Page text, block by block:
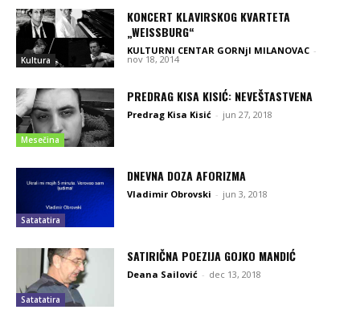
Kultura
KONCERT KLAVIRSKOG KVARTETA
„WEISSBURG“
KULTURNI CENTAR GORNjI MILANOVAC -
nov 18, 2014
Mesečina
PREDRAG KISA KISIĆ: NEVEŠTASTVENA
Predrag Kisa Kisić - jun 27, 2018
Satatatira
DNEVNA DOZA AFORIZMA
Vladimir Obrovski - jun 3, 2018
Satatatira
SATIRIČNA POEZIJA GOJKO MANDIĆ
Deana Sailović - dec 13, 2018